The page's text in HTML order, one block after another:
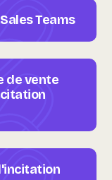
Teams
de vente